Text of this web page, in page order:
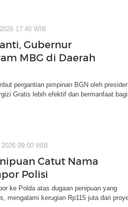
17:40 WIB
Gubernur
MBG di Daerah
pergantian pimpinan BGN oleh
Gratis lebih efektif dan bermanfaat bagi
09:00 WIB
Catut Nama
Polisi
ke Polda atas dugaan penipuan yang
mengalami kerugian Rp115 juta dari